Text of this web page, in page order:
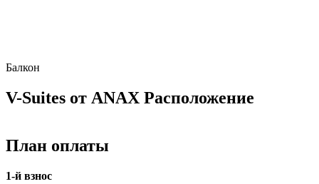
Балкон
V-Suites от ANAX Расположение
План оплаты
1-й взнос